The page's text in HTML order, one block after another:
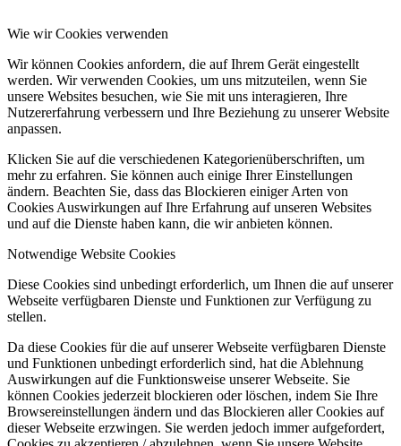
Wie wir Cookies verwenden
Wir können Cookies anfordern, die auf Ihrem Gerät eingestellt
werden. Wir verwenden Cookies, um uns mitzuteilen, wenn Sie
unsere Websites besuchen, wie Sie mit uns interagieren, Ihre
Nutzererfahrung verbessern und Ihre Beziehung zu unserer Website
anpassen.
Klicken Sie auf die verschiedenen Kategorienüberschriften, um
mehr zu erfahren. Sie können auch einige Ihrer Einstellungen
ändern. Beachten Sie, dass das Blockieren einiger Arten von
Cookies Auswirkungen auf Ihre Erfahrung auf unseren Websites
und auf die Dienste haben kann, die wir anbieten können.
Notwendige Website Cookies
Diese Cookies sind unbedingt erforderlich, um Ihnen die auf unserer
Webseite verfügbaren Dienste und Funktionen zur Verfügung zu
stellen.
Da diese Cookies für die auf unserer Webseite verfügbaren Dienste
und Funktionen unbedingt erforderlich sind, hat die Ablehnung
Auswirkungen auf die Funktionsweise unserer Webseite. Sie
können Cookies jederzeit blockieren oder löschen, indem Sie Ihre
Browsereinstellungen ändern und das Blockieren aller Cookies auf
dieser Webseite erzwingen. Sie werden jedoch immer aufgefordert,